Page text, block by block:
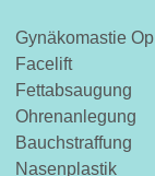
Gynäkomastie Op
Facelift
Fettabsaugung
Ohrenanlegung
Bauchstraffung
Nasenplastik